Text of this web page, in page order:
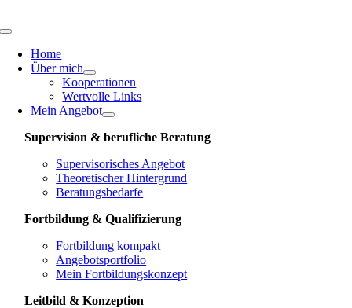
to
Toggle
NavigationHome
Über mich
Kooperationen
Wertvolle Links
Mein Angebot
Supervision & berufliche Beratung
Supervisorisches Angebot
Theoretischer Hintergrund
Beratungsbedarfe
Fortbildung & Qualifizierung
Fortbildung kompakt
Angebotsportfolio
Mein Fortbildungskonzept
Leitbild & Konzeption